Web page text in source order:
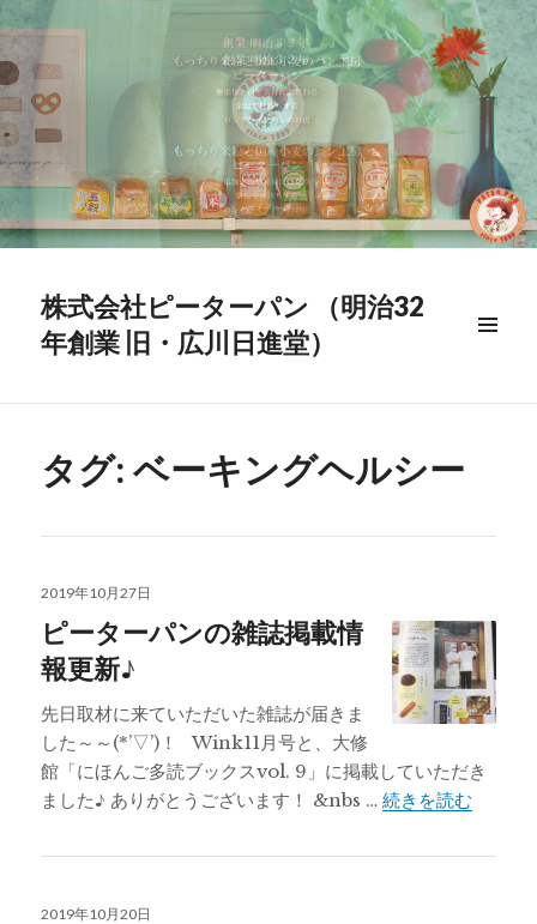
株式会社ピーターパン （明治32
年創業 旧・広川日進堂）
ット
タグ:ベーキングヘルシー
投
日:
2019年10月27日
ピーターパンの雑誌掲載情
報更新♪
先日取材に来ていただいた雑誌が届きま
した～～(*’▽’)！ Wink11月号と、大修
館「にほんご多読ブックスvol. 9」に掲載していただき
ました♪ ありがとうございます！ &nbs …続きを読む
投
2019年10月20日